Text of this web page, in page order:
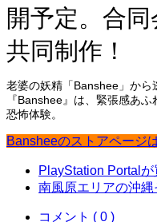
開予定。合
共同制作！
老婆の妖精「Banshee」から
『Banshee』は、緊張感あ
恐怖体験。
Bansheeのストアページ
PlayStation Portal
南風原エリアの沖
コメント ( 0 )